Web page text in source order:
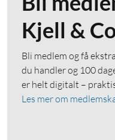
Kjell &
Bli medlem og få
du handler og 100
er helt digitalt –
Les mer om